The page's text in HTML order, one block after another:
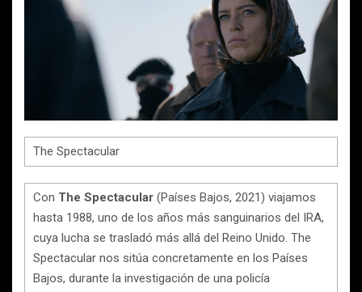
The Spectacular
Con The Spectacular (Países Bajos, 2021) viajamos
hasta 1988, uno de los años más sanguinarios del IRA,
cuya lucha se trasladó más allá del Reino Unido. The
Spectacular nos sitúa concretamente en los Países
Bajos, durante la investigación de una policía